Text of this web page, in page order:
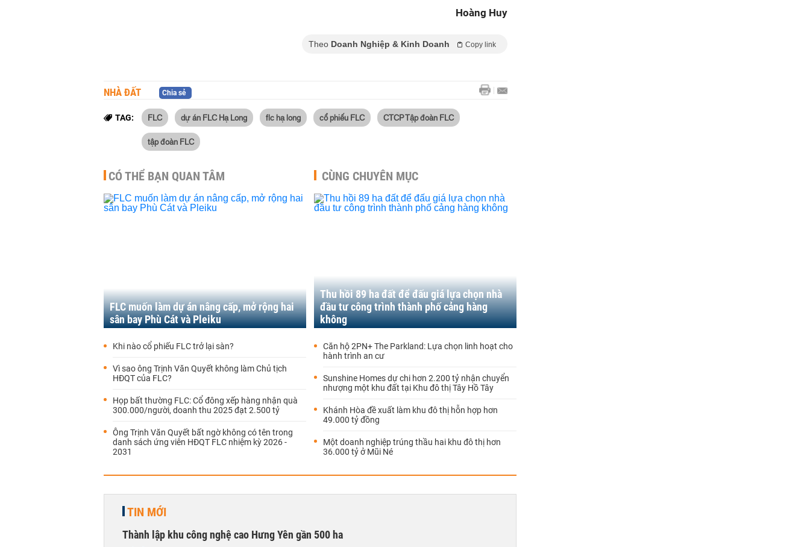
Hoàng Huy
Theo Doanh Nghiệp & Kinh Doanh Copy link
NHÀ ĐẤT Chia sẻ
TAG: FLC dự án FLC Hạ Long flc hạ long cổ phiếu FLC CTCP Tập đoàn FLC
tập đoàn FLC
CÓ THỂ BẠN QUAN TÂM
FLC muốn làm dự án nâng cấp, mở rộng hai
sân bay Phù Cát và Pleiku
Khi nào cổ phiếu FLC trở lại sàn?
Vì sao ông Trịnh Văn Quyết không làm Chủ tịch
HĐQT của FLC?
Họp bất thường FLC: Cổ đông xếp hàng nhận quà
300.000/người, doanh thu 2025 đạt 2.500 tỷ
Ông Trịnh Văn Quyết bất ngờ không có tên trong
danh sách ứng viên HĐQT FLC nhiệm kỳ 2026 -
2031
CÙNG CHUYÊN MỤC
Thu hồi 89 ha đất để đấu giá lựa chọn nhà
đầu tư công trình thành phố cảng hàng
không
Căn hộ 2PN+ The Parkland: Lựa chọn linh hoạt cho
hành trình an cư
Sunshine Homes dự chi hơn 2.200 tỷ nhận chuyển
nhượng một khu đất tại Khu đô thị Tây Hồ Tây
Khánh Hòa đề xuất làm khu đô thị hỗn hợp hơn
49.000 tỷ đồng
Một doanh nghiệp trúng thầu hai khu đô thị hơn
36.000 tỷ ở Mũi Né
TIN MỚI
Thành lập khu công nghệ cao Hưng Yên gần 500 ha